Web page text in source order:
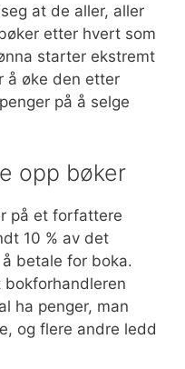
at de aller, aller
etter hvert som
starter ekstremt
å øke den etter
på å selge
opp bøker
på et forfattere
10 % av det
betale for boka.
ha penger, man
og flere andre ledd